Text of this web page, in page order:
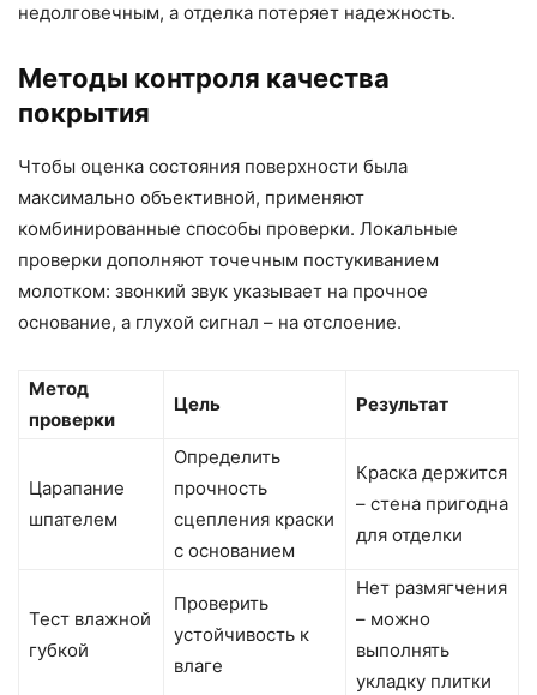
недолговечным, а отделка потеряет надежность.
Методы контроля качества
покрытия
Чтобы оценка состояния поверхности была
максимально объективной, применяют
комбинированные способы проверки. Локальные
проверки дополняют точечным постукиванием
молотком: звонкий звук указывает на прочное
основание, а глухой сигнал – на отслоение.
Метод
проверки
Цель Результат
Царапание
шпателем
Определить
прочность
сцепления краски
с основанием
Краска держится
– стена пригодна
для отделки
Тест влажной
губкой
Проверить
устойчивость к
влаге
Нет размягчения
– можно
выполнять
укладку плитки